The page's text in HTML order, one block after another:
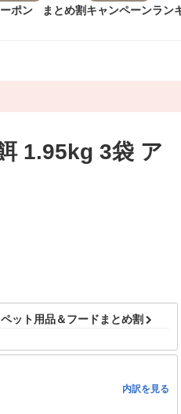
ポン まとめ割キャンペーンラン
1.95kg 3袋 ア
ット用品＆フードまとめ割
内訳を見る